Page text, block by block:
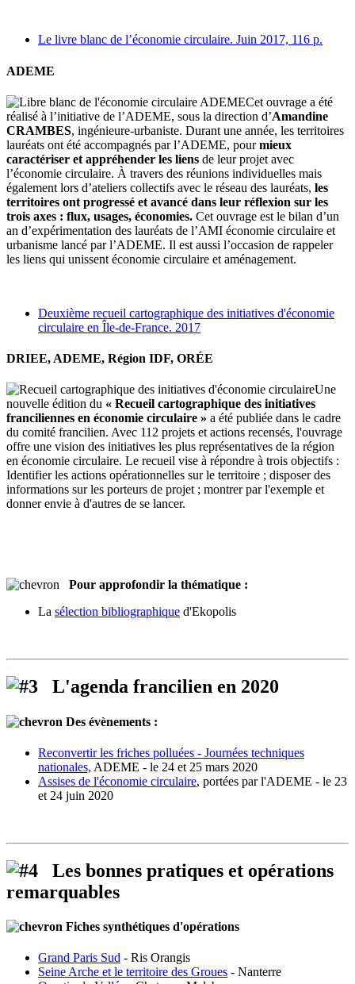
Le livre blanc de l’économie circulaire. Juin 2017, 116 p.
ADEME
Cet ouvrage a été
réalisé à l’initiative de l’ADEME, sous la direction d’Amandine
CRAMBES, ingénieure-urbaniste. Durant une année, les territoires
lauréats ont été accompagnés par l’ADEME, pourmieux
caractériser et appréhender les liens de leur projet avec
l’économie circulaire. À travers des réunions individuelles mais
également lors d’ateliers collectifs avec le réseau des lauréats, les
territoires ont progressé et avancé dans leur réflexion sur les
trois axes : flux, usages, économies. Cet ouvrage est le bilan d’un
an d’expérimentation des lauréats de l’AMI économie circulaire et
urbanisme lancé par l’ADEME. Il est aussi l’occasion de rappeler
les liens qui unissent économie circulaire et aménagement.
Deuxième recueil cartographique des initiatives d'économie
circulaire en Île-de-France. 2017
DRIEE, ADEME, Région IDF, ORÉE
Une
nouvelle édition du « Recueil cartographique des initiatives
franciliennes en économie circulaire » a été publiée dans le cadre
du comité francilien. Avec 112 projets et actions recensés, l'ouvrage
offre une vision des initiatives les plus représentatives de la région
en économie circulaire. Le recueil vise à répondre à trois objectifs :
Identifier les actions opérationnelles sur le territoire ; disposer des
informations sur les porteurs de projet ; montrer par l'exemple et
donner envie à d'autres de se lancer.
Pour approfondir la thématique :
La sélection bibliographique d'Ekopolis
L'agenda francilien en 2020
Des évènements :
Reconvertir les friches polluées - Journées techniques
nationales, ADEME - le 24 et 25 mars 2020
Assises de l'économie circulaire, portées par l'ADEME - le 23
et 24 juin 2020
Les bonnes pratiques et opérations
remarquables
Fiches synthétiques d'opérations
Grand Paris Sud - Ris Orangis
Seine Arche et le territoire des Groues - Nanterre